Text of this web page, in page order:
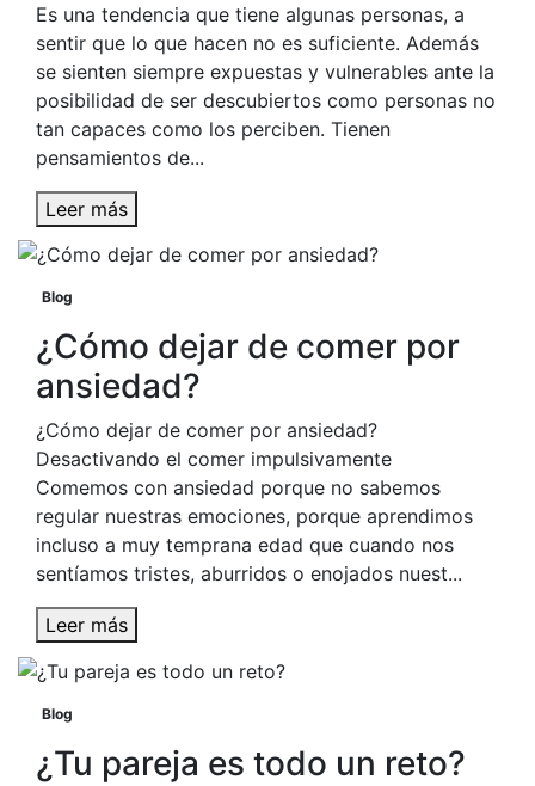
Es una tendencia que tiene algunas personas, a
sentir que lo que hacen no es suficiente. Además
se sienten siempre expuestas y vulnerables ante la
posibilidad de ser descubiertos como personas no
tan capaces como los perciben. Tienen
pensamientos de...
Leer más
Blog
¿Cómo dejar de comer por
ansiedad?
¿Cómo dejar de comer por ansiedad?
Desactivando el comer impulsivamente
Comemos con ansiedad porque no sabemos
regular nuestras emociones, porque aprendimos
incluso a muy temprana edad que cuando nos
sentíamos tristes, aburridos o enojados nuest...
Leer más
Blog
¿Tu pareja es todo un reto?